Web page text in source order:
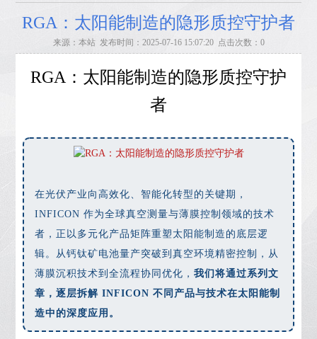
RGA：太阳能制造的隐形质控守护者
来源：本站 发布时间：2025-07-16 15:07:20 点击次数：0
RGA：太阳能制造的隐形质控守护
者
在光伏产业向高效化、智能化转型的关键期，
INFICON 作为全球真空测量与薄膜控制领域的技术
者，正以多元化产品矩阵重塑太阳能制造的底层逻
辑。从钙钛矿电池量产突破到真空环境精密控制，从
薄膜沉积技术到全流程协同优化，我们将通过系列文
章，逐层拆解 INFICON 不同产品与技术在太阳能制
造中的深度应用。